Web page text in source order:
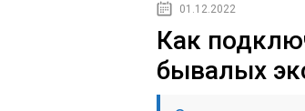
01.12.2022
Как
бывалых